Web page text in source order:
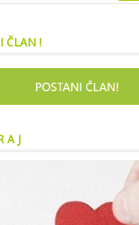
ČLAN !
A J